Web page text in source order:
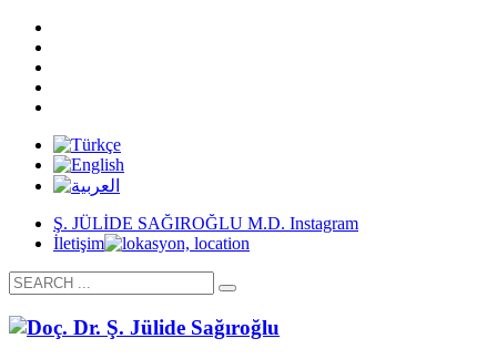
Ş. JÜLİDE SAĞIROĞLU M.D. Instagram
İletişim